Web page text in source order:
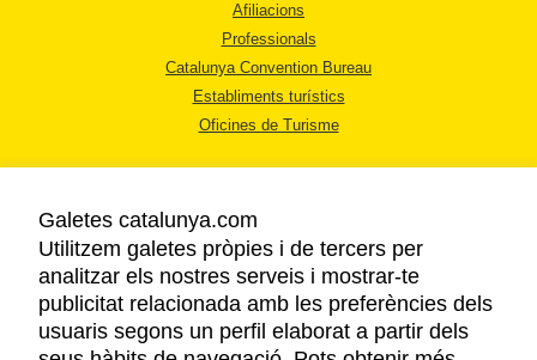
Afiliacions
Professionals
Catalunya Convention Bureau
Establiments turístics
Oficines de Turisme
AVÍS LEGAL
POLÍTICA DE PRIVACITAT
COOKIES
Galetes catalunya.com
Utilitzem galetes pròpies i de tercers per
analitzar els nostres serveis i mostrar-te
publicitat relacionada amb les preferències dels
usuaris segons un perfil elaborat a partir dels